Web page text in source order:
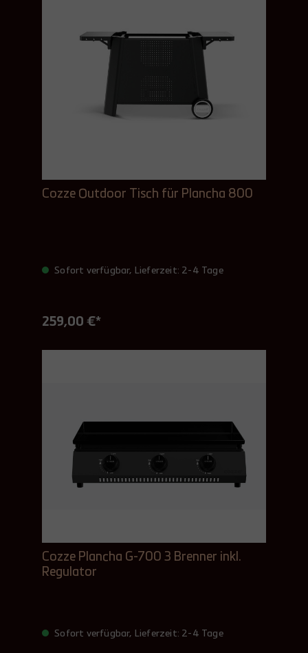
Cozze Outdoor Tisch für Plancha 800
Sofort verfügbar, Lieferzeit: 2-4 Tage
259,00 €*
Cozze Plancha G-700 3 Brenner inkl.
Regulator
Sofort verfügbar, Lieferzeit: 2-4 Tage